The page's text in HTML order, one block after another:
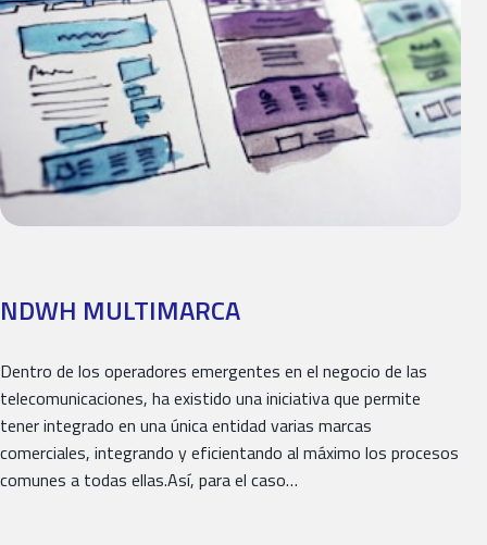
NDWH MULTIMARCA
Dentro de los operadores emergentes en el negocio de las
telecomunicaciones, ha existido una iniciativa que permite
tener integrado en una única entidad varias marcas
comerciales, integrando y eficientando al máximo los procesos
comunes a todas ellas.Así, para el caso…